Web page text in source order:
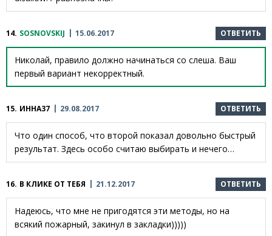
14. SOSNOVSKIJ 15.06.2017 ОТВЕТИТЬ
Николай, правило должно начинаться со слеша. Ваш
первый вариант некорректный.
15. ИННА37 29.08.2017 ОТВЕТИТЬ
Что один способ, что второй показал довольно быстрый
результат. Здесь особо считаю выбирать и нечего…
16. В КЛИКЕ ОТ ТЕБЯ 21.12.2017 ОТВЕТИТЬ
Надеюсь, что мне не пригодятся эти методы, но на
всякий пожарный, закинул в закладки)))))